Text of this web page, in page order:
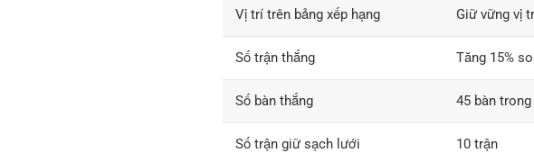
Vị trí trên bảng xếp hạng Giữ vững vị
Số trận thắng Tăng 15%
Số bàn thắng 45 bàn
Số trận giữ sạch lưới 10 trận